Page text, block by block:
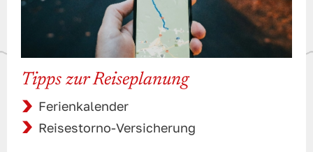
Tipps zur Reiseplanung
Ferienkalender
Reisestorno-Versicherung